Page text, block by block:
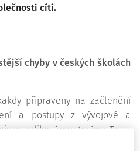
cítí.
chyby v českých školách
připraveny na začlenění
a postupy z vývojové a
aplikovány v terénu. To se